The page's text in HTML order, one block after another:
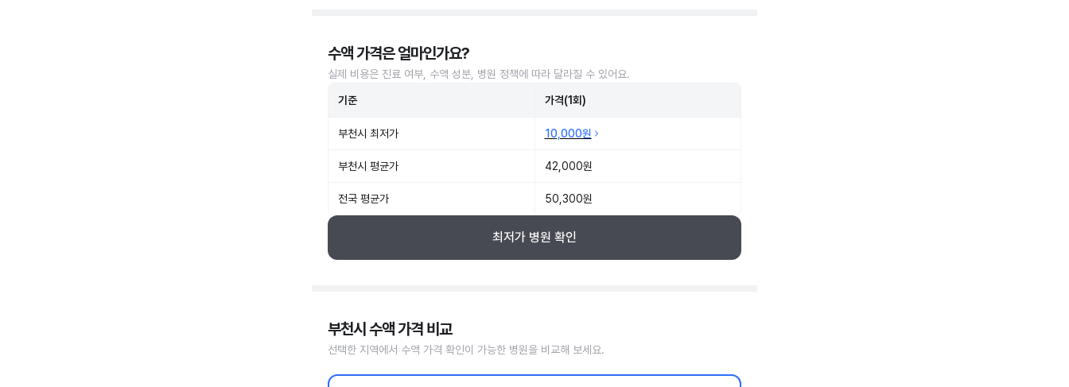
수액 가격은 얼마인가요?
실제 비용은 진료 여부, 수액 성분, 병원 정책에 따라 달라질 수 있어요.
기준 가격(1회)
부천시 최저가 10,000원
부천시 평균가 42,000원
전국 평균가 50,300원
최저가 병원 확인
부천시 수액 가격 비교
선택한 지역에서 수액 가격 확인이 가능한 병원을 비교해 보세요.